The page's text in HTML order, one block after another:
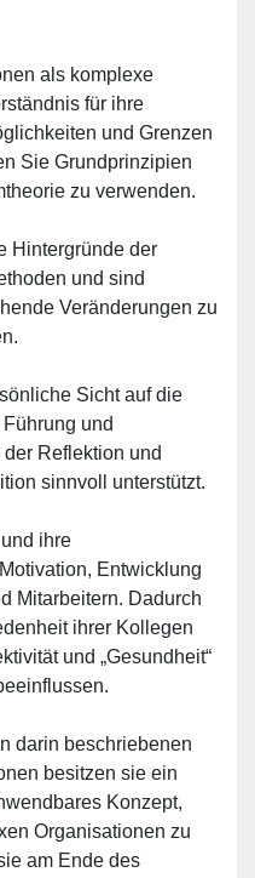
als komplexe
für ihre
und Grenzen
Sie Grundprinzipien
zu verwenden.
Hintergründe der
und sind
Veränderungen zu
Sicht auf die
und
Reflektion und
sinnvoll unterstützt.
ihre
Entwicklung
Mitarbeitern. Dadurch
ihrer Kollegen
und „Gesundheit“
darin beschriebenen
besitzen sie ein
Konzept,
Organisationen zu
am Ende des